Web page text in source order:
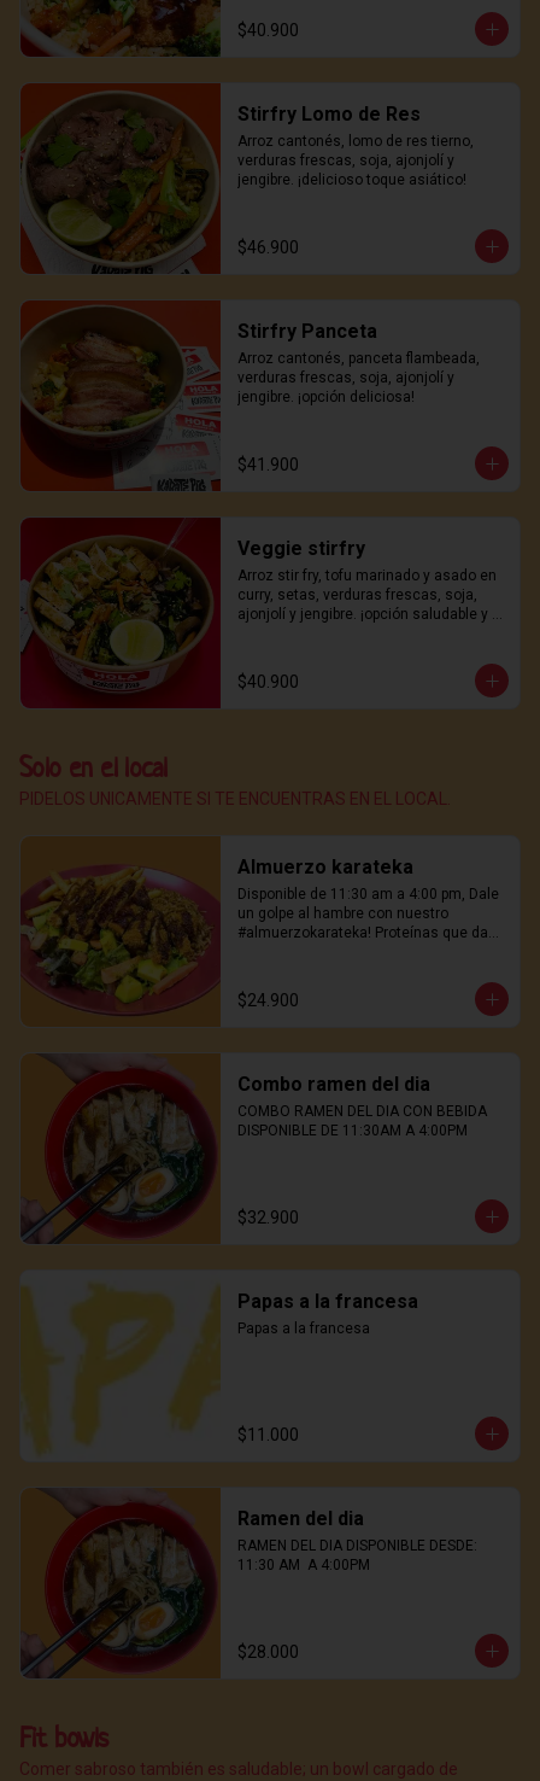
$40.900
Stirfry Lomo de Res
Arroz cantonés, lomo de res tierno,
verduras frescas, soja, ajonjolí y
jengibre. ¡delicioso toque asiático!
$46.900
Stirfry Panceta
Arroz cantonés, panceta flambeada,
verduras frescas, soja, ajonjolí y
jengibre. ¡opción deliciosa!
$41.900
Veggie stirfry
Arroz stir fry, tofu marinado y asado en
curry, setas, verduras frescas, soja,
ajonjolí y jengibre. ¡opción saludable y
$40.900
Solo en el local
PIDELOS UNICAMENTE SI TE ENCUENTRAS EN EL LOCAL.
Almuerzo karateka
Disponible de 11:30 am a 4:00 pm, Dale
un golpe al hambre con nuestro
#almuerzokarateka! Proteínas que dan
$24.900
Combo ramen del dia
COMBO RAMEN DEL DIA CON BEBIDA
DISPONIBLE DE 11:30AM A 4:00PM
$32.900
Papas a la francesa
Papas a la francesa
$11.000
Ramen del dia
RAMEN DEL DIA DISPONIBLE DESDE:
11:30 AM  A 4:00PM
$28.000
Fit bowls
Comer sabroso también es saludable; un bowl cargado de